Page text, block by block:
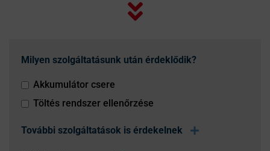
Milyen szolgáltatásunk után érdeklődik?
Akkumulátor csere
Töltés rendszer ellenőrzése
További szolgáltatások is érdekelnek